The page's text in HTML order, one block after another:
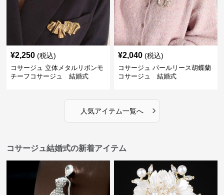
¥2,250 (税込)
コサージュ 立体メタルリボンモ
チーフコサージュ 結婚式
¥2,040 (税込)
コサージュ パールリース胡蝶蘭
コサージュ 結婚式
人気アイテム一覧へ ›
コサージュ結婚式の新着アイテム